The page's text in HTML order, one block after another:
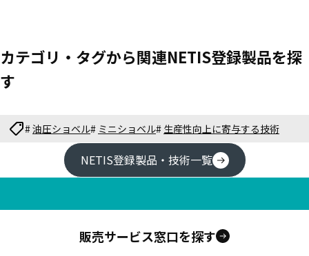
カテゴリ・タグから関連NETIS登録製品を探
す
#油圧ショベル# ミニショベル# 生産性向上に寄与する技術
NETIS登録製品・技術一覧
販売サービス窓口を探す